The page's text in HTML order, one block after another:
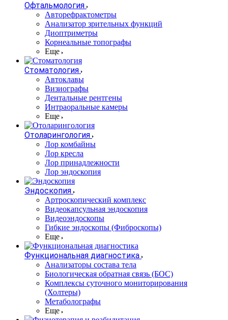
Офтальмология
Авторефрактометры
Анализатор зрительных функций
Диоптриметры
Корнеальные топографы
Еще
Стоматология
Автоклавы
Визиографы
Дентальные рентгены
Интраоральные камеры
Еще
Отоларингология
Лор комбайны
Лор кресла
Лор принадлежности
Лор эндоскопия
Эндоскопия
Артроскопический комплекс
Видеокапсульная эндоскопия
Видеоэндоскопы
Гибкие эндоскопы (Фиброcкопы)
Еще
Функциональная диагностика
Анализаторы состава тела
Биологическая обратная связь (БОС)
Комплексы суточного мониторирования
(Холтеры)
Метаболографы
Еще